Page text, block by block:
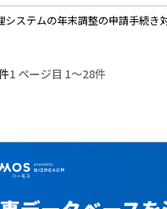
システムの年末調整の申請手続き
1 ページ目 1〜28件